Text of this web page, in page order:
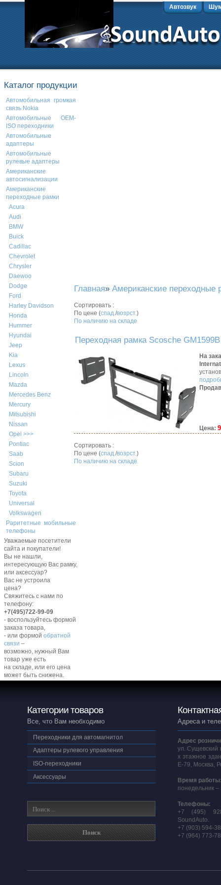
Автозвук
Каталог продукции
Автомобильная громкая
связь Nokia
Автомобильные OEM-
ISO переходники
Автомобильные
адаптеры
Автомобильные
рулевые адаптеры
Американские
автосигнализации
Американские
переходные рамки
Acura
Audi
BMW
Buick
Cadillac
Chevrolet
Chrysler
Daewoo
Dodge
Ford
Harley Davidson
Honda
Hummer
Hyundai
Jeep
Kia
Lexus
Lincoln
Mazda
Mercedes Benz
Mercury
Mitsubishi
Nissan
Opel >>>
Pontiac
Saab
Scion
Subaru
Suzuki
Toyota
Universal
Volkswagen
Раритетные мобильные
телефоны
Уважаемые посетители
сайта и покупатели!
Вы не нашли,
интересующую Вас рамку,
или аксессуар?
Вас не устроила
цена?
Свяжитесь с нами по
телефону:
+7(495)722-99-09
- воспользуйтесь формой
заказа товара,
- или формой обратной
связи –
возможно, нужный Вам
товар уже есть
на складе, или его цена
может быть снижена.
Главная» Американские переходные
Сортировать :
По цене (спад./возрст.)
По наличию на складе
Переходная рамка Scosche
На
Цена:
Сортировать :
По цене (спад./возрст.)
По наличию на складе
Категории товаров
Все, что Вам необходимо
Переходники для автомагнитол
Адаптеры рулевого управления
ISO-переходники
Аксессуары
Адреса и
Адрес
ул. Сущевский
х этажное
E-79, Москва,
Время
понедельник –
Телефоны:
+7 (495)
SoundAuto.
+7 (903) 594-
+7 (964) 773-